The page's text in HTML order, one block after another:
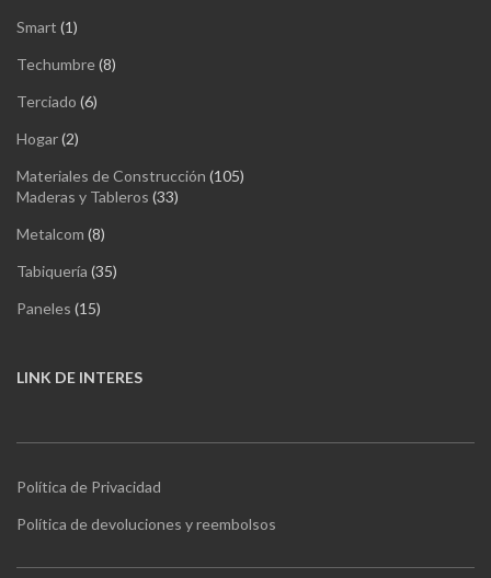
Smart 11
Techumbre 88
Terciado 66
Hogar 22
Materiales de Construcción 105105
Maderas y Tableros 3333
Metalcom 88
Tabiquería 3535
Paneles 1515
LINK DE INTERES
Política de Privacidad
Política de devoluciones y reembolsos